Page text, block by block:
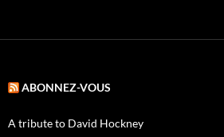
ABONNEZ-VOUS
A tribute to David Hockney